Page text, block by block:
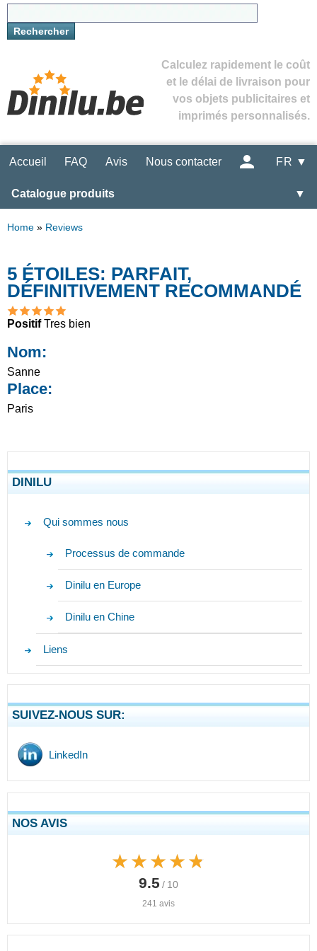
Calculez rapidement le coût
et le délai de livraison pour
vos objets publicitaires et
imprimés personnalisés.
Accueil FAQ Avis Nous contacter FR ▼
Catalogue produits ▼
Home » Reviews
5 ÉTOILES: PARFAIT,
DÉFINITIVEMENT RECOMMANDÉ
PositifTres bien
Nom:
Sanne
Place:
Paris
DINILU
Qui sommes nous
Processus de commande
Dinilu en Europe
Dinilu en Chine
Liens
SUIVEZ-NOUS SUR:
LinkedIn
NOS AVIS
★★★★★
★★★★★
9.5 / 10
241 avis